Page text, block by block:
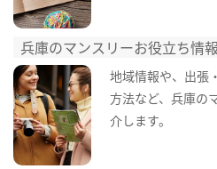
兵庫のマンスリーお役立ち情報
地域情報や、出張
方法など、兵庫の
介します。